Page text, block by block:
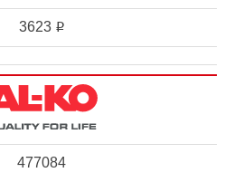
3623 i
477084